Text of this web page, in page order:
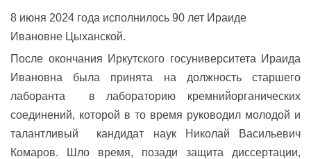
8 июня 2024 года исполнилось 90 лет Ираиде
Ивановне Цыханской.
После окончания Иркутского госуниверситета Ираида
Ивановна была принята на должность старшего
лаборанта в лабораторию кремнийорганических
соединений, которой в то время руководил молодой и
талантливый кандидат наук Николай Васильевич
Комаров. Шло время, позади защита диссертации,